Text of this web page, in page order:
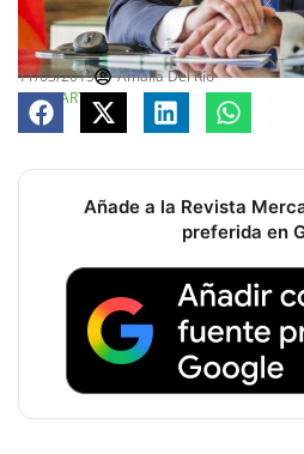
11/03/2015
Amalia Del Río
COMPARTE
Añade a la Revista
preferida en